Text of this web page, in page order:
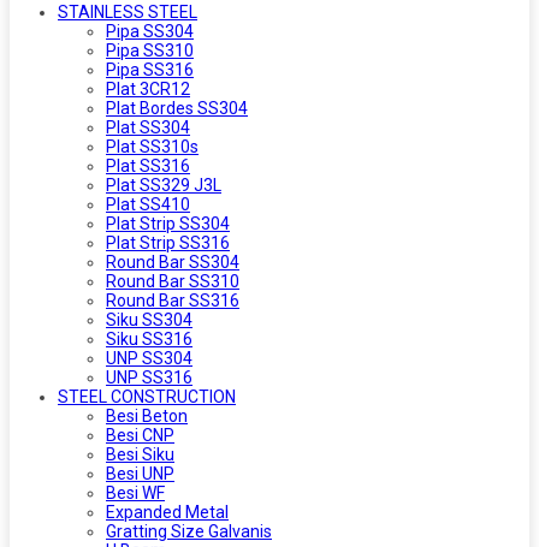
STAINLESS STEEL
Pipa SS304
Pipa SS310
Pipa SS316
Plat 3CR12
Plat Bordes SS304
Plat SS304
Plat SS310s
Plat SS316
Plat SS329 J3L
Plat SS410
Plat Strip SS304
Plat Strip SS316
Round Bar SS304
Round Bar SS310
Round Bar SS316
Siku SS304
Siku SS316
UNP SS304
UNP SS316
STEEL CONSTRUCTION
Besi Beton
Besi CNP
Besi Siku
Besi UNP
Besi WF
Expanded Metal
Gratting Size Galvanis